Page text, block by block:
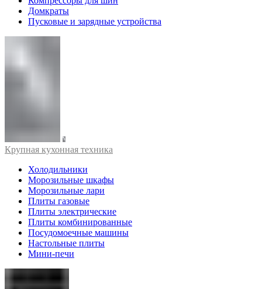
Домкраты
Пусковые и зарядные устройства
Крупная кухонная техника
Холодильники
Морозильные шкафы
Морозильные лари
Плиты газовые
Плиты электрические
Плиты комбинированные
Посудомоечные машины
Настольные плиты
Мини-печи